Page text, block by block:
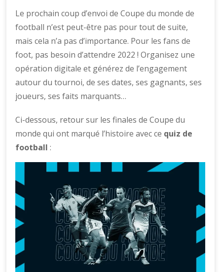
Le prochain coup d’envoi de Coupe du monde de
football n’est peut-être pas pour tout de suite,
mais cela n’a pas d’importance. Pour les fans de
foot, pas besoin d’attendre 2022 ! Organisez une
opération digitale et générez de l’engagement
autour du tournoi, de ses dates, ses gagnants, ses
joueurs, ses faits marquants…
Ci-dessous, retour sur les finales de Coupe du
monde qui ont marqué l’histoire avec ce quiz de
football :